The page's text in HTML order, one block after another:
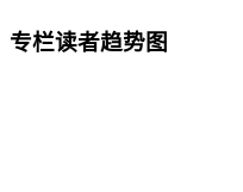
专栏读者趋势图